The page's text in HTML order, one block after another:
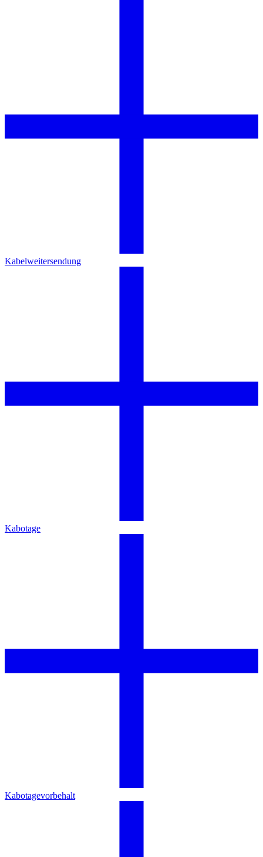
Kabelweitersendung
Kabotage
Kabotagevorbehalt